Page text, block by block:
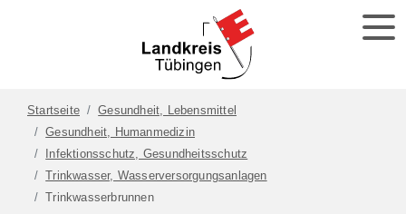
Startseite
Gesundheit, Lebensmittel
Gesundheit, Humanmedizin
Infektionsschutz, Gesundheitsschutz
Trinkwasser, Wasserversorgungsanlagen
Trinkwasserbrunnen